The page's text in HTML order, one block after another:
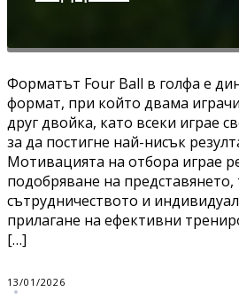
Форматът Four Ball в голфа е
формат, при който двама
друг двойка, като всеки играе
за да постигне най-нисък
Мотивацията на отбора играе
подобряване на
сътрудничеството и
прилагане на ефективни
[…]
13/01/2026